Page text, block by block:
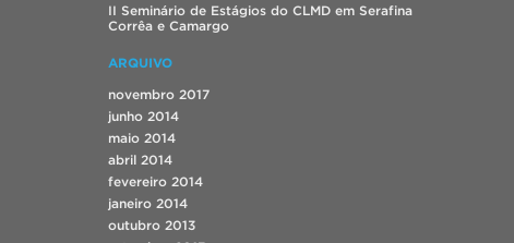
II Seminário de Estágios do CLMD em Serafina
Corrêa e Camargo
ARQUIVO
novembro 2017
junho 2014
maio 2014
abril 2014
fevereiro 2014
janeiro 2014
outubro 2013